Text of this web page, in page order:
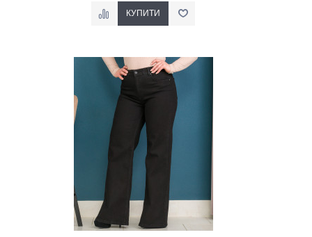
Наклейки Варіант з %